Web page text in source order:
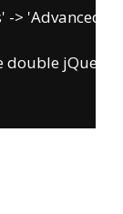
> 'Advanced' -
double